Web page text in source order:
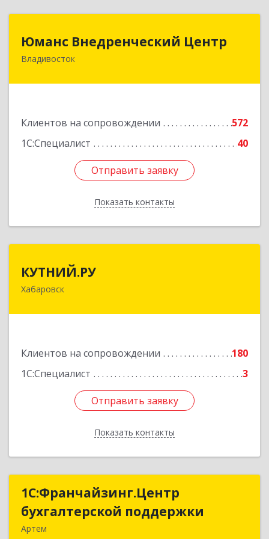
Юманс Внедренческий Центр
Владивосток
Клиентов на сопровождении
572
1С:Специалист
40
Отправить заявку
Показать контакты
Юманс Внедренческий Центр
690014, Приморский край, Владивосток г,
Отправить заявку
Назад
КУТНИЙ.РУ
Хабаровск
Клиентов на сопровождении
180
1С:Специалист
3
Отправить заявку
Показать контакты
680007, Хабаровский край, Хабаровск г,
Отправить заявку
Назад
1С:Франчайзинг.Центр
бухгалтерской поддержки
Артем
1С:Франчайзинг.Центр
бухгалтерской поддержки